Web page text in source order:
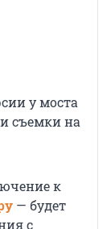
у моста
съемки на
к
— будет
с